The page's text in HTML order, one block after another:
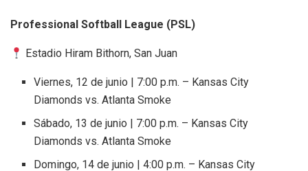
Professional Softball League (PSL)
Estadio Hiram Bithorn, San Juan
Viernes, 12 de junio | 7:00 p.m. – Kansas City
Diamonds vs. Atlanta Smoke
Sábado, 13 de junio | 7:00 p.m. – Kansas City
Diamonds vs. Atlanta Smoke
Domingo, 14 de junio | 4:00 p.m. – Kansas City